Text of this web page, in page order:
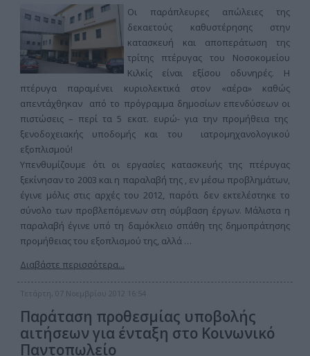
Οι παράπλευρες απώλειες της
δεκαετούς καθυστέρησης στην
κατασκευή και αποπεράτωση της
τρίτης πτέρυγας του Νοσοκομείου
Κιλκίς είναι εξίσου οδυνηρές. Η
πτέρυγα παραμένει κυριολεκτικά στον «αέρα» καθώς
απεντάχθηκαν από το πρόγραμμα δημοσίων επενδύσεων οι
πιστώσεις – περί τα 5 εκατ. ευρώ- για την προμήθεια της
ξενοδοχειακής υποδομής και του ιατρομηχανολογικού
εξοπλισμού!
Υπενθυμίζουμε ότι οι εργασίες κατασκευής της πτέρυγας
ξεκίνησαν το 2003 και η παραλαβή της , εν μέσω προβλημάτων,
έγινε μόλις στις αρχές του 2012, παρότι δεν εκτελέστηκε το
σύνολο των προβλεπόμενων στη σύμβαση έργων. Μάλιστα η
παραλαβή έγινε υπό τη δαμόκλειο σπάθη της δημοπράτησης
προμήθειας του εξοπλισμού της, αλλά …
Διαβάστε περισσότερα...
Τετάρτη, 07 Νοεμβρίου 2012 16:54
Παράταση προθεσμίας υποβολής
αιτήσεων για ένταξη στο Κοινωνικό
Παντοπωλείο